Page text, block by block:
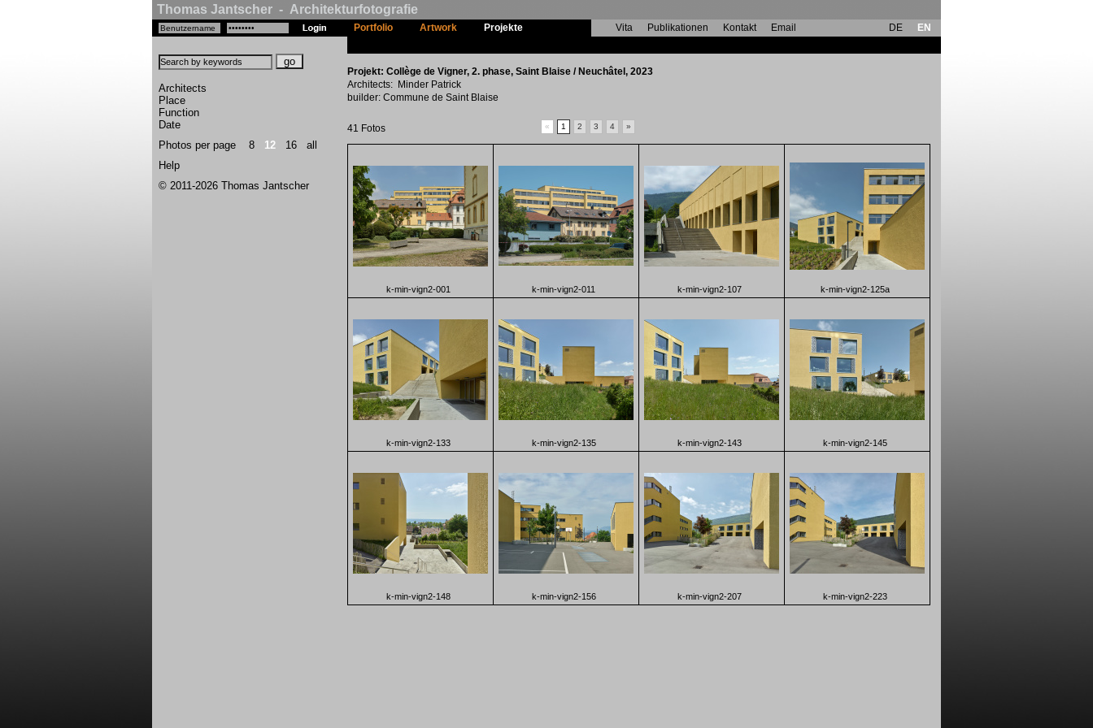
Thomas Jantscher - Architekturfotografie
Architects
Place
Function
Date
Photos per page 8 12 16
all
Help
© 2011-2026 Thomas Jantscher
Portfolio Artwork Projekte Vita Publikationen Kontakt Email DE
EN
Projekt: Collège de Vigner, 2. phase, Saint Blaise / Neuchâtel, 2023
Architects: Minder Patrick
builder: Commune de Saint Blaise
41 Fotos « 1 2 3 4 »
k-min-vign2-001 k-min-vign2-011 k-min-vign2-107 k-min-vign2-125a
k-min-vign2-133 k-min-vign2-135 k-min-vign2-143 k-min-vign2-145
k-min-vign2-148 k-min-vign2-156 k-min-vign2-207 k-min-vign2-223